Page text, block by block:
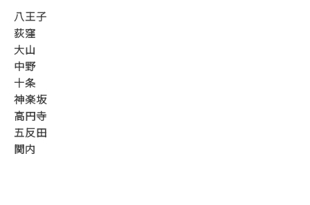
八王子
荻窪
大山
中野
十条
神楽坂
高円寺
五反田
関内